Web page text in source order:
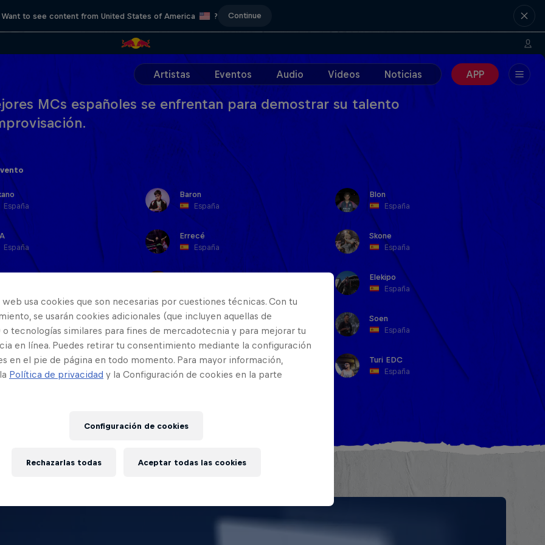
Want to see content from United States of America ? Continue
Artistas Eventos Audio Videos Noticias APP
MCs españoles se enfrentan para demostrar su talento
España
Baron
España
Blon
España
España
Errecé
España
Skone
España
Elekipo
España
España
Dani
España
Soen
España
España
Cixer
España
Turi EDC
España
web usa cookies que son necesarias por cuestiones técnicas. Con tu
se usarán cookies adicionales (que incluyen aquellas de
tecnologías similares para fines de mercadotecnia y para mejorar tu
en línea. Puedes retirar tu consentimiento mediante la configuración
en el pie de página en todo momento. Para mayor información,
Política de privacidad y la Configuración de cookies en la parte
Configuración de cookies
Rechazarlas todas Aceptar todas las cookies